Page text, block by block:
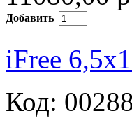
Добавить
iFree
Код: